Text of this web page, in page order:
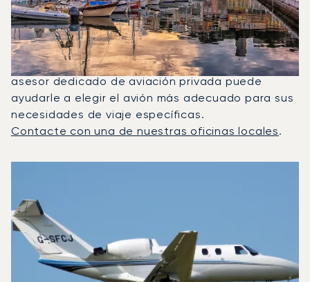
Entre Londres Y Cannes?
En 2025, el Citation CJ1, el Phenom 300 y el
Citation Latitude fueron los jets privados más
utilizados para vuelos entre Cannes y Londres. Un
asesor dedicado de aviación privada puede
ayudarle a elegir el avión más adecuado para sus
necesidades de viaje específicas.
Contacte con una de nuestras oficinas locales.
Autonomía (NM)